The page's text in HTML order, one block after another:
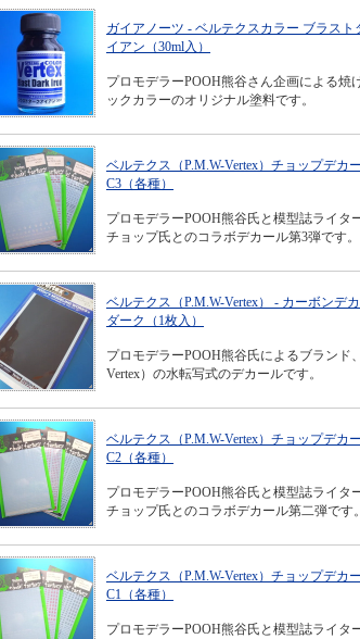
ガイアノーツ - ベルテクスカラー ブラスト
イアン（30ml入）
プロモデラーPOOH熊谷さん企画による焼
ックカラーのオリジナル塗料です。
ベルテクス（P.M.W-Vertex）チョップデカ
C3（各種）
プロモデラーPOOH熊谷氏と模型誌ライタ
チョップ氏とのコラボデカール第3弾です。
ベルテクス（P.M.W-Vertex） - カーボンデ
ダーク（1枚入）
プロモデラーPOOH熊谷氏によるブランド
Vertex）の水転写式のデカールです。
ベルテクス（P.M.W-Vertex）チョップデカ
C2（各種）
プロモデラーPOOH熊谷氏と模型誌ライタ
チョップ氏とのコラボデカール第二弾です。
ベルテクス（P.M.W-Vertex）チョップデカ
C1（各種）
プロモデラーPOOH熊谷氏と模型誌ライタ